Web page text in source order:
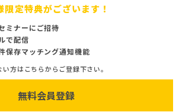
定特典がございます！
ミナーにご招待
で配信
保存マッチング通知機能
方はこちらからご登録下さい。
無料会員登録